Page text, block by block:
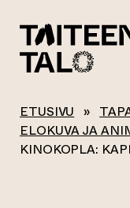
ETUSIVU »
ELOKUVA JA
KINOKOPLA: